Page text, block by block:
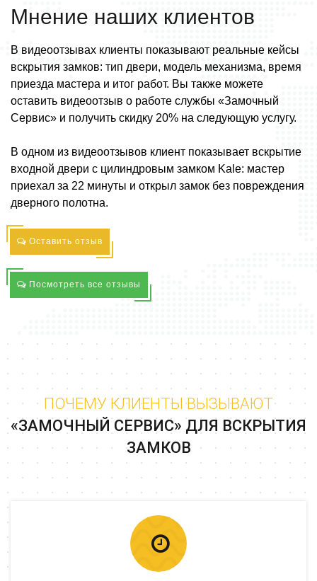
Мнение наших клиентов
В видеоотзывах клиенты показывают реальные кейсы
вскрытия замков: тип двери, модель механизма, время
приезда мастера и итог работ. Вы также можете
оставить видеоотзыв о работе службы «Замочный
Сервис» и получить скидку 20% на следующую услугу.
В одном из видеоотзывов клиент показывает вскрытие
входной двери с цилиндровым замком Kale: мастер
приехал за 22 минуты и открыл замок без повреждения
дверного полотна.
Оставить отзыв
Посмотреть все отзывы
ПОЧЕМУ КЛИЕНТЫ ВЫЗЫВАЮТ
«ЗАМОЧНЫЙ СЕРВИС» ДЛЯ ВСКРЫТИЯ
ЗАМКОВ